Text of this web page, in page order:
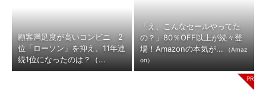
顧客満足度が高いコンビニ 2
位「ローソン」を抑え、11年連
続1位になったのは？（...
「え、こんなセールやってた
の？」80％OFF以上が続々登
場！Amazonの本気が...
（Amaz
on）